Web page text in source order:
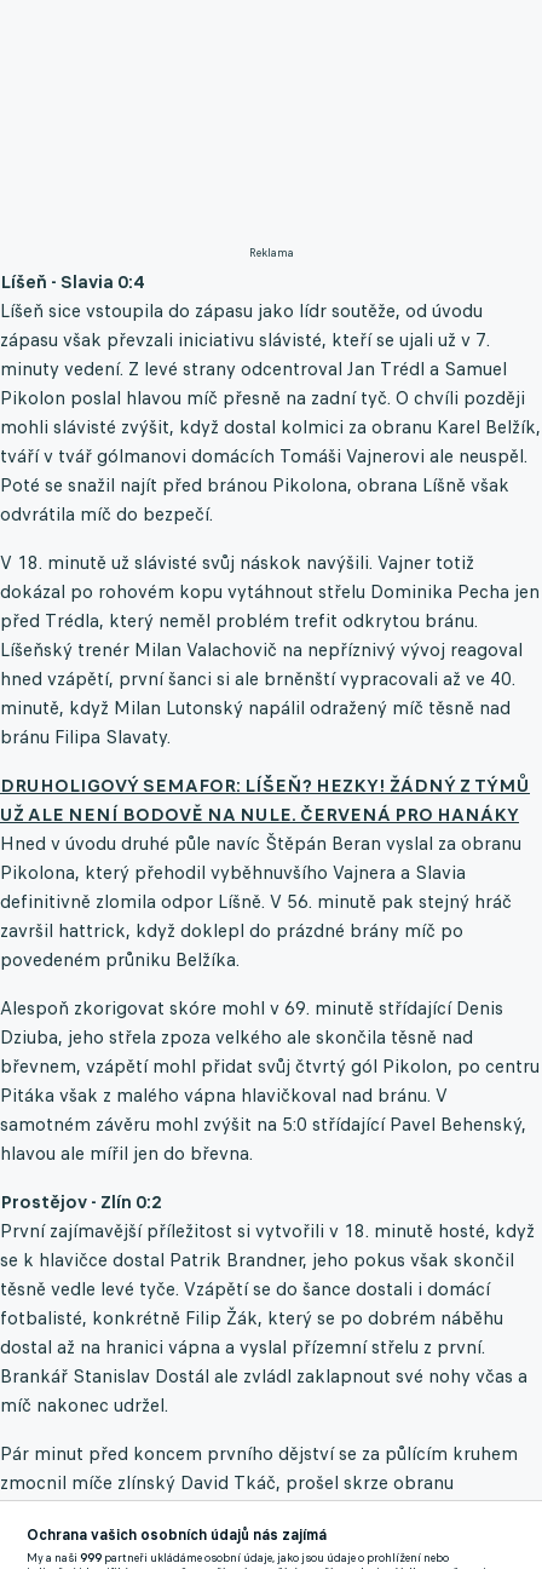
Reklama
Líšeň - Slavia 0:4
Líšeň sice vstoupila do zápasu jako lídr soutěže, od úvodu
zápasu však převzali iniciativu slávisté, kteří se ujali už v 7.
minuty vedení. Z levé strany odcentroval Jan Trédl a Samuel
Pikolon poslal hlavou míč přesně na zadní tyč. O chvíli později
mohli slávisté zvýšit, když dostal kolmici za obranu Karel Belžík,
tváří v tvář gólmanovi domácích Tomáši Vajnerovi ale neuspěl.
Poté se snažil najít před bránou Pikolona, obrana Líšně však
odvrátila míč do bezpečí.
V 18. minutě už slávisté svůj náskok navýšili. Vajner totiž
dokázal po rohovém kopu vytáhnout střelu Dominika Pecha jen
před Trédla, který neměl problém trefit odkrytou bránu.
Líšeňský trenér Milan Valachovič na nepříznivý vývoj reagoval
hned vzápětí, první šanci si ale brněnští vypracovali až ve 40.
minutě, když Milan Lutonský napálil odražený míč těsně nad
bránu Filipa Slavaty.
DRUHOLIGOVÝ SEMAFOR: LÍŠEŇ? HEZKY! ŽÁDNÝ Z TÝMŮ
UŽ ALE NENÍ BODOVĚ NA NULE. ČERVENÁ PRO HANÁKY
Hned v úvodu druhé půle navíc Štěpán Beran vyslal za obranu
Pikolona, který přehodil vyběhnuvšího Vajnera a Slavia
definitivně zlomila odpor Líšně. V 56. minutě pak stejný hráč
završil hattrick, když doklepl do prázdné brány míč po
povedeném průniku Belžíka.
Alespoň zkorigovat skóre mohl v 69. minutě střídající Denis
Dziuba, jeho střela zpoza velkého ale skončila těsně nad
břevnem, vzápětí mohl přidat svůj čtvrtý gól Pikolon, po centru
Pitáka však z malého vápna hlavičkoval nad bránu. V
samotném závěru mohl zvýšit na 5:0 střídající Pavel Behenský,
hlavou ale mířil jen do břevna.
Prostějov - Zlín 0:2
První zajímavější příležitost si vytvořili v 18. minutě hosté, když
se k hlavičce dostal Patrik Brandner, jeho pokus však skončil
těsně vedle levé tyče. Vzápětí se do šance dostali i domácí
fotbalisté, konkrétně Filip Žák, který se po dobrém náběhu
dostal až na hranici vápna a vyslal přízemní střelu z první.
Brankář Stanislav Dostál ale zvládl zaklapnout své nohy včas a
míč nakonec udržel.
Pár minut před koncem prvního dějství se za půlícím kruhem
zmocnil míče zlínský David Tkáč, prošel skrze obranu
připravil na střelu, když už se však chystal vypálit, byl faulován
Ochrana vašich osobních údajů nás zajímá
My a naši999 partneři ukládáme osobní údaje, jako jsou údaje o prohlížení nebo